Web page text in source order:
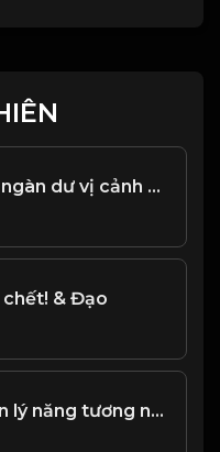
Nhân sinh trăm ngàn dư vị cảnh sắc, nhưng vẻ đẹp không dễ duy trì! Đạo
& Đạo
Hữu duyên thiên lý năng tương ngộ Vô duyên đối diện bất tương phùng! & Đạo